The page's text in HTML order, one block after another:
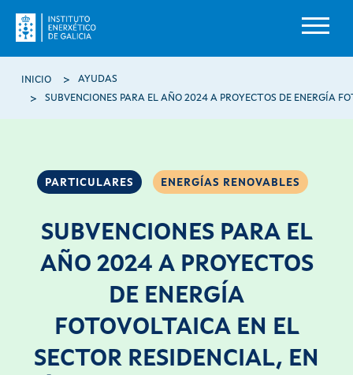
Ruta de navegación
INICIO AYUDAS
PARTICULARES ENERGÍAS RENOVABLES
SUBVENCIONES PARA EL
AÑO 2024 A PROYECTOS
DE ENERGÍA
FOTOVOLTAICA EN EL
SECTOR RESIDENCIAL, EN